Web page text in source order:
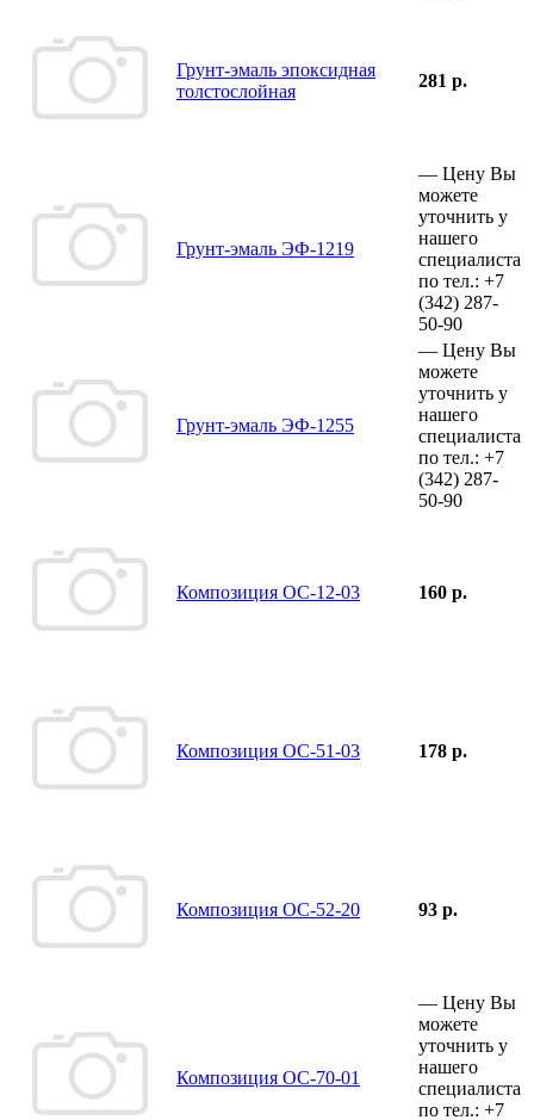
Грунт-эмаль эпоксидная
толстослойная
281 р.
Грунт-эмаль ЭФ-1219
— Цену Вы
можете
уточнить у
нашего
специалиста
по тел.: +7
(342) 287-
50-90
Грунт-эмаль ЭФ-1255
— Цену Вы
можете
уточнить у
нашего
специалиста
по тел.: +7
(342) 287-
50-90
Композиция ОС-12-03 160 р.
Композиция ОС-51-03 178 р.
Композиция ОС-52-20 93 р.
Композиция ОС-70-01
— Цену Вы
можете
уточнить у
нашего
специалиста
по тел.: +7